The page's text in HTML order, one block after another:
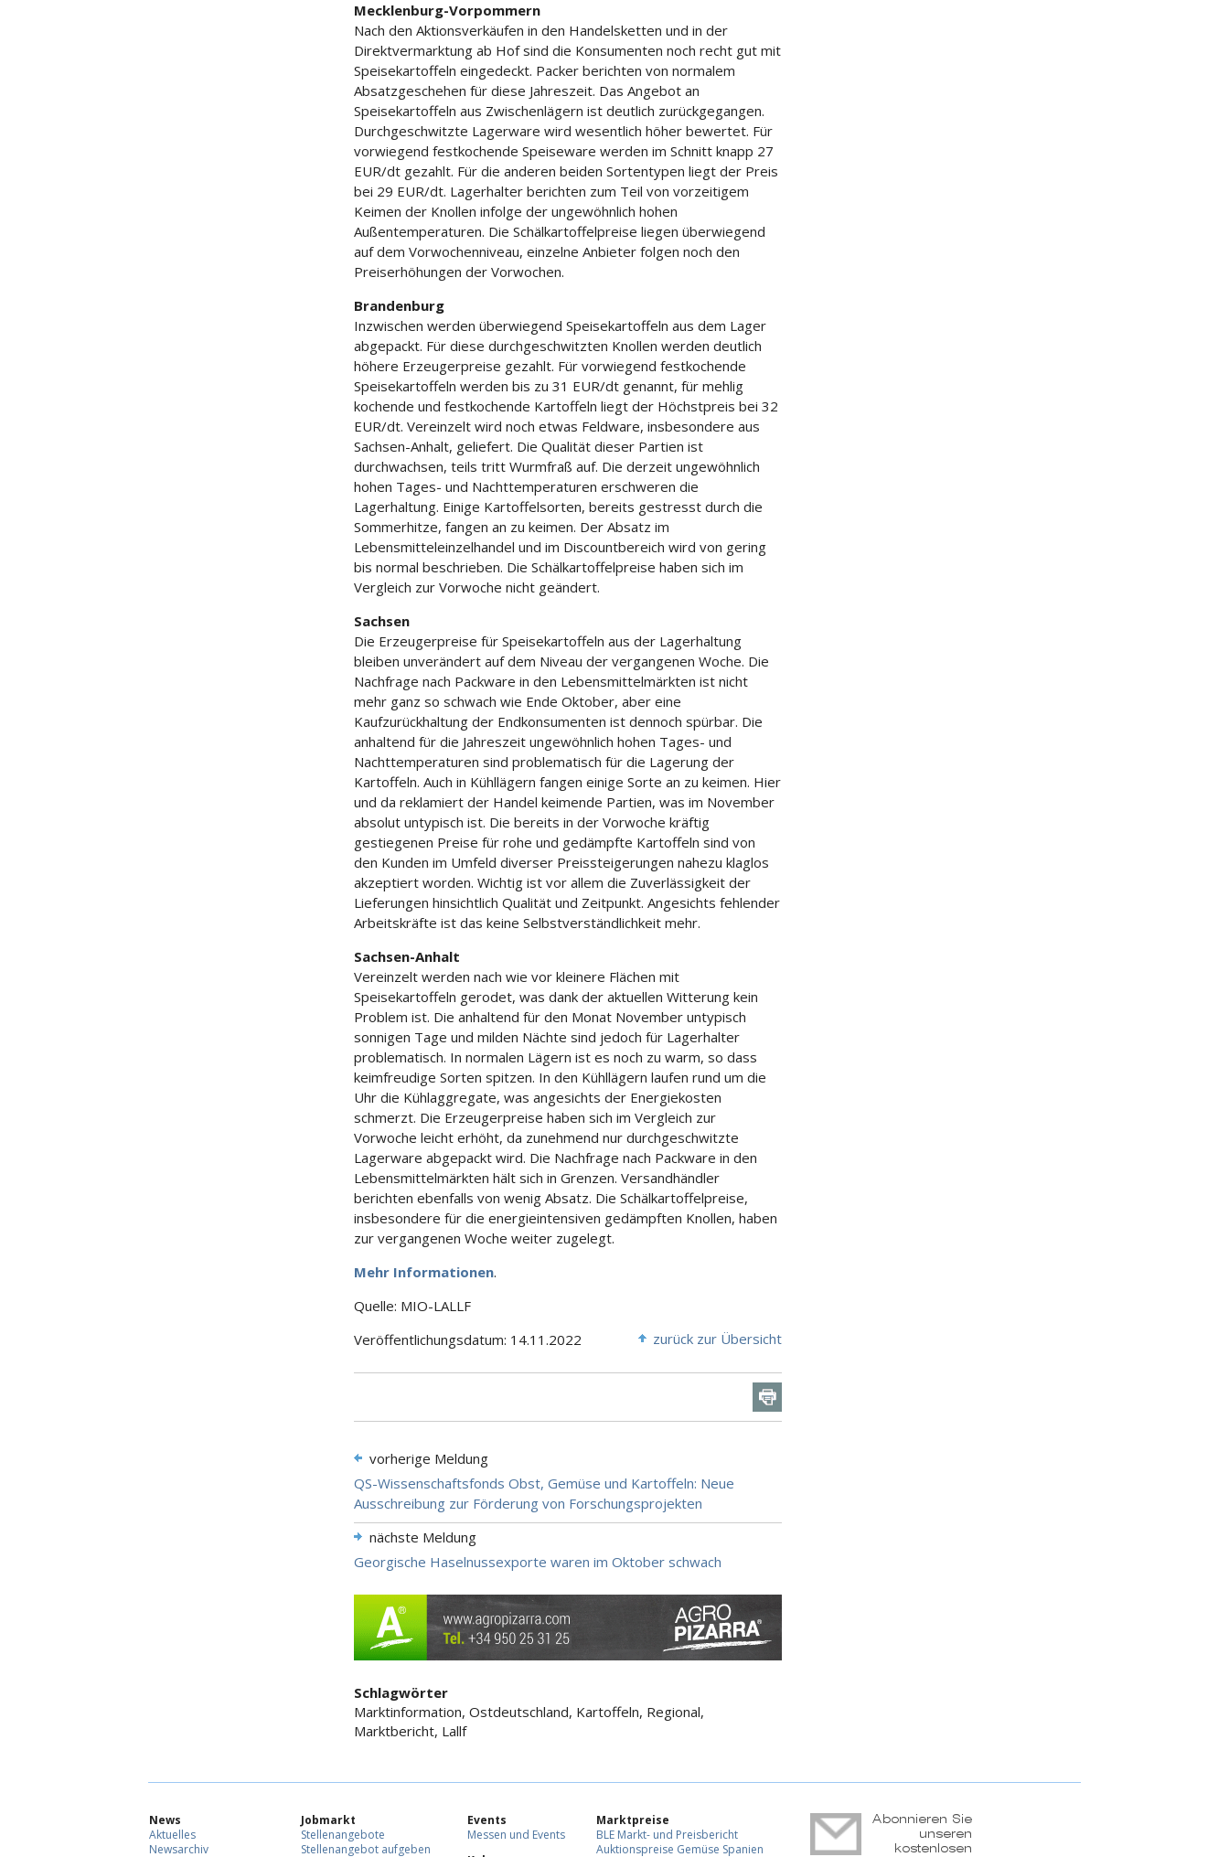
Mecklenburg-Vorpommern
Nach den Aktionsverkäufen in den Handelsketten und in der
Direktvermarktung ab Hof sind die Konsumenten noch recht gut mit
Speisekartoffeln eingedeckt. Packer berichten von normalem
Absatzgeschehen für diese Jahreszeit. Das Angebot an
Speisekartoffeln aus Zwischenlägern ist deutlich zurückgegangen.
Durchgeschwitzte Lagerware wird wesentlich höher bewertet. Für
vorwiegend festkochende Speiseware werden im Schnitt knapp 27
EUR/dt gezahlt. Für die anderen beiden Sortentypen liegt der Preis
bei 29 EUR/dt. Lagerhalter berichten zum Teil von vorzeitigem
Keimen der Knollen infolge der ungewöhnlich hohen
Außentemperaturen. Die Schälkartoffelpreise liegen überwiegend
auf dem Vorwochenniveau, einzelne Anbieter folgen noch den
Preiserhöhungen der Vorwochen.
Brandenburg
Inzwischen werden überwiegend Speisekartoffeln aus dem Lager
abgepackt. Für diese durchgeschwitzten Knollen werden deutlich
höhere Erzeugerpreise gezahlt. Für vorwiegend festkochende
Speisekartoffeln werden bis zu 31 EUR/dt genannt, für mehlig
kochende und festkochende Kartoffeln liegt der Höchstpreis bei 32
EUR/dt. Vereinzelt wird noch etwas Feldware, insbesondere aus
Sachsen-Anhalt, geliefert. Die Qualität dieser Partien ist
durchwachsen, teils tritt Wurmfraß auf. Die derzeit ungewöhnlich
hohen Tages- und Nachttemperaturen erschweren die
Lagerhaltung. Einige Kartoffelsorten, bereits gestresst durch die
Sommerhitze, fangen an zu keimen. Der Absatz im
Lebensmitteleinzelhandel und im Discountbereich wird von gering
bis normal beschrieben. Die Schälkartoffelpreise haben sich im
Vergleich zur Vorwoche nicht geändert.
Sachsen
Die Erzeugerpreise für Speisekartoffeln aus der Lagerhaltung
bleiben unverändert auf dem Niveau der vergangenen Woche. Die
Nachfrage nach Packware in den Lebensmittelmärkten ist nicht
mehr ganz so schwach wie Ende Oktober, aber eine
Kaufzurückhaltung der Endkonsumenten ist dennoch spürbar. Die
anhaltend für die Jahreszeit ungewöhnlich hohen Tages- und
Nachttemperaturen sind problematisch für die Lagerung der
Kartoffeln. Auch in Kühllägern fangen einige Sorte an zu keimen. Hier
und da reklamiert der Handel keimende Partien, was im November
absolut untypisch ist. Die bereits in der Vorwoche kräftig
gestiegenen Preise für rohe und gedämpfte Kartoffeln sind von
den Kunden im Umfeld diverser Preissteigerungen nahezu klaglos
akzeptiert worden. Wichtig ist vor allem die Zuverlässigkeit der
Lieferungen hinsichtlich Qualität und Zeitpunkt. Angesichts fehlender
Arbeitskräfte ist das keine Selbstverständlichkeit mehr.
Sachsen-Anhalt
Vereinzelt werden nach wie vor kleinere Flächen mit
Speisekartoffeln gerodet, was dank der aktuellen Witterung kein
Problem ist. Die anhaltend für den Monat November untypisch
sonnigen Tage und milden Nächte sind jedoch für Lagerhalter
problematisch. In normalen Lägern ist es noch zu warm, so dass
keimfreudige Sorten spitzen. In den Kühllägern laufen rund um die
Uhr die Kühlaggregate, was angesichts der Energiekosten
schmerzt. Die Erzeugerpreise haben sich im Vergleich zur
Vorwoche leicht erhöht, da zunehmend nur durchgeschwitzte
Lagerware abgepackt wird. Die Nachfrage nach Packware in den
Lebensmittelmärkten hält sich in Grenzen. Versandhändler
berichten ebenfalls von wenig Absatz. Die Schälkartoffelpreise,
insbesondere für die energieintensiven gedämpften Knollen, haben
zur vergangenen Woche weiter zugelegt.
Mehr Informationen.
Quelle: MIO-LALLF
Veröffentlichungsdatum: 14.11.2022
zurück zur Übersicht
vorherige Meldung
QS-Wissenschaftsfonds Obst, Gemüse und Kartoffeln: Neue
Ausschreibung zur Förderung von Forschungsprojekten
nächste Meldung
Georgische Haselnussexporte waren im Oktober schwach
Schlagwörter
Marktinformation, Ostdeutschland, Kartoffeln, Regional,
Marktbericht, Lallf
News
Aktuelles
Newsarchiv
Jobmarkt
Stellenangebote
Stellenangebot aufgeben
Events
Messen und Events
Marktpreise
BLE Markt- und Preisbericht
Auktionspreise Gemüse Spanien